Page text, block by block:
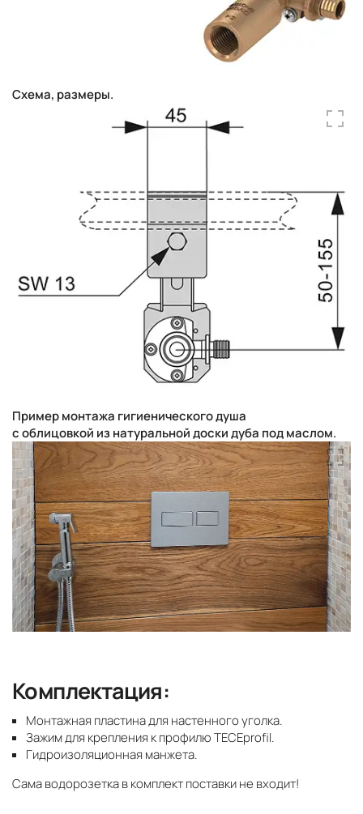
Схема, размеры.
Пример монтажа гигиенического душа
с облицовкой из натуральной доски дуба под маслом.
Комплектация:
Монтажная пластина для настенного уголка.
Зажим для крепления к профилю TECEprofil.
Гидроизоляционная манжета.
Сама водорозетка в комплект поставки не входит!